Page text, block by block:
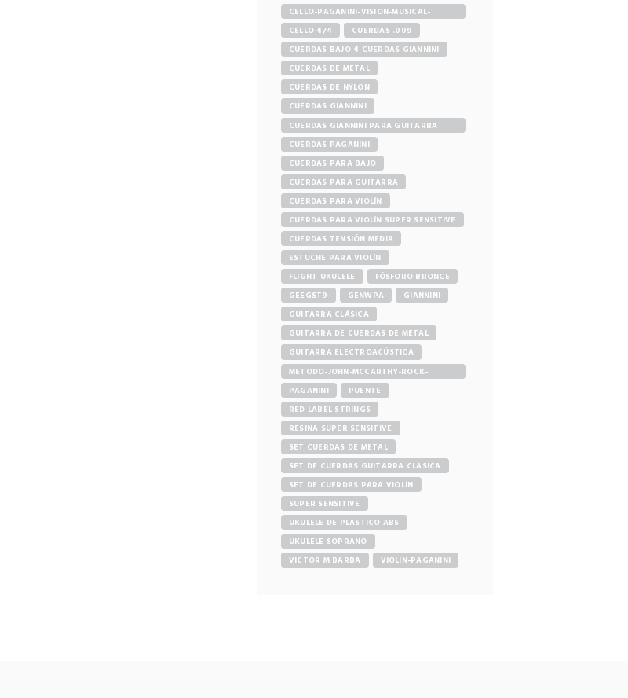
CELLO-PAGANINI-VISION-MUSICAL-
STORE
CELLO 4/4
CUERDAS .009
CUERDAS BAJO 4 CUERDAS GIANNINI
CUERDAS DE METAL
CUERDAS DE NYLON
CUERDAS GIANNINI
CUERDAS GIANNINI PARA GUITARRA
ELÉCTRICA
CUERDAS PAGANINI
CUERDAS PARA BAJO
CUERDAS PARA GUITARRA
CUERDAS PARA VIOLÍN
CUERDAS PARA VIOLÍN SUPER SENSITIVE
CUERDAS TENSIÓN MEDIA
ESTUCHE PARA VIOLÍN
FLIGHT UKULELE
FÓSFORO BRONCE
GEEGST9
GENWPA
GIANNINI
GUITARRA CLÁSICA
GUITARRA DE CUERDAS DE METAL
GUITARRA ELECTROACÚSTICA
METODO-JOHN-MCCARTHY-ROCK-
GUITAR
PAGANINI
PUENTE
RED LABEL STRINGS
RESINA SUPER SENSITIVE
SET CUERDAS DE METAL
SET DE CUERDAS GUITARRA CLASICA
SET DE CUERDAS PARA VIOLÍN
SUPER SENSITIVE
UKULELE DE PLASTICO ABS
UKULELE SOPRANO
VICTOR M BARBA
VIOLÍN-PAGANINI